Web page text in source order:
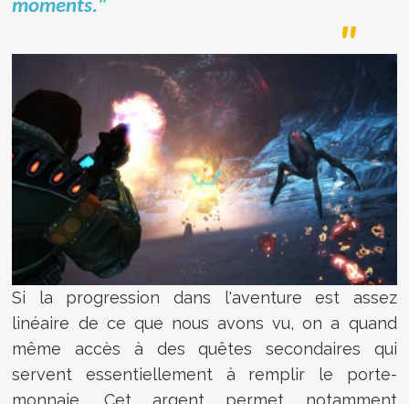
moments."
Si la progression dans l'aventure est assez
linéaire de ce que nous avons vu, on a quand
même accès à des quêtes secondaires qui
servent essentiellement à remplir le porte-
monnaie. Cet argent permet notamment